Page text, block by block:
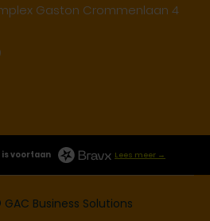
Gaston Crommenlaan 4
is voortaan Lees meer →
GAC Business Solutions